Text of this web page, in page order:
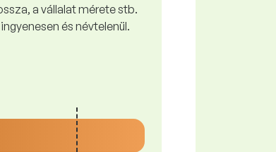
a vállalat mérete stb.
és névtelenül.